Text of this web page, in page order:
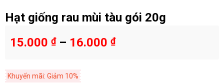
Hạt giống rau mùi tàu gói 20g
15.000 ₫– 16.000 ₫
Khuyến mãi: Giảm 10%